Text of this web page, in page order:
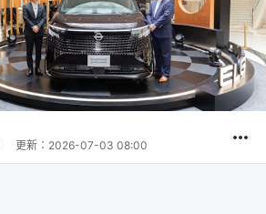
更新： 2026-07-03 08:00